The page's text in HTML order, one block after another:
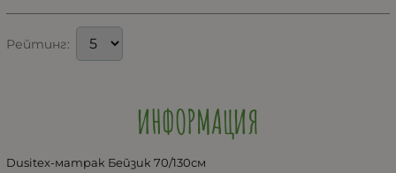
Рейтинг:
ИНФОРМАЦИЯ
Dusitex-матрак Бейзик 70/130см